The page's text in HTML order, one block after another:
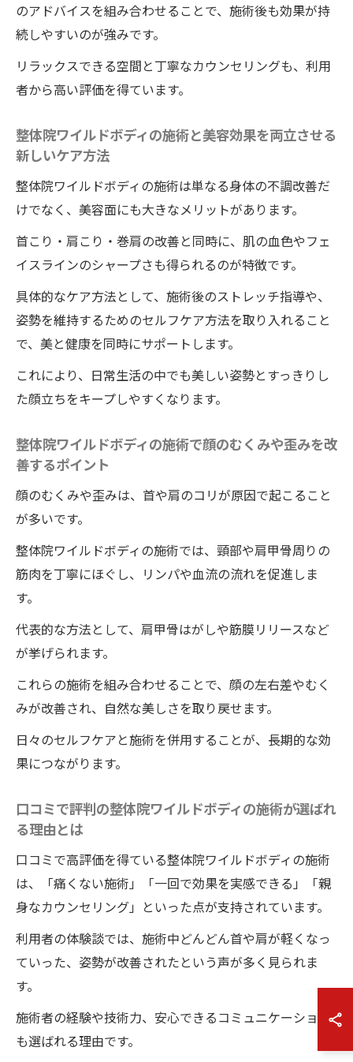
のアドバイスを組み合わせることで、施術後も効果が持
続しやすいのが強みです。
リラックスできる空間と丁寧なカウンセリングも、利用
者から高い評価を得ています。
整体院ワイルドボディの施術と美容効果を両立させる
新しいケア方法
整体院ワイルドボディの施術は単なる身体の不調改善だ
けでなく、美容面にも大きなメリットがあります。
首こり・肩こり・巻肩の改善と同時に、肌の血色やフェ
イスラインのシャープさも得られるのが特徴です。
具体的なケア方法として、施術後のストレッチ指導や、
姿勢を維持するためのセルフケア方法を取り入れること
で、美と健康を同時にサポートします。
これにより、日常生活の中でも美しい姿勢とすっきりし
た顔立ちをキープしやすくなります。
整体院ワイルドボディの施術で顔のむくみや歪みを改
善するポイント
顔のむくみや歪みは、首や肩のコリが原因で起こること
が多いです。
整体院ワイルドボディの施術では、頸部や肩甲骨周りの
筋肉を丁寧にほぐし、リンパや血流の流れを促進しま
す。
代表的な方法として、肩甲骨はがしや筋膜リリースなど
が挙げられます。
これらの施術を組み合わせることで、顔の左右差やむく
みが改善され、自然な美しさを取り戻せます。
日々のセルフケアと施術を併用することが、長期的な効
果につながります。
口コミで評判の整体院ワイルドボディの施術が選ばれ
る理由とは
口コミで高評価を得ている整体院ワイルドボディの施術
は、「痛くない施術」「一回で効果を実感できる」「親
身なカウンセリング」といった点が支持されています。
利用者の体験談では、施術中どんどん首や肩が軽くなっ
ていった、姿勢が改善されたという声が多く見られま
す。
施術者の経験や技術力、安心できるコミュニケーション
も選ばれる理由です。